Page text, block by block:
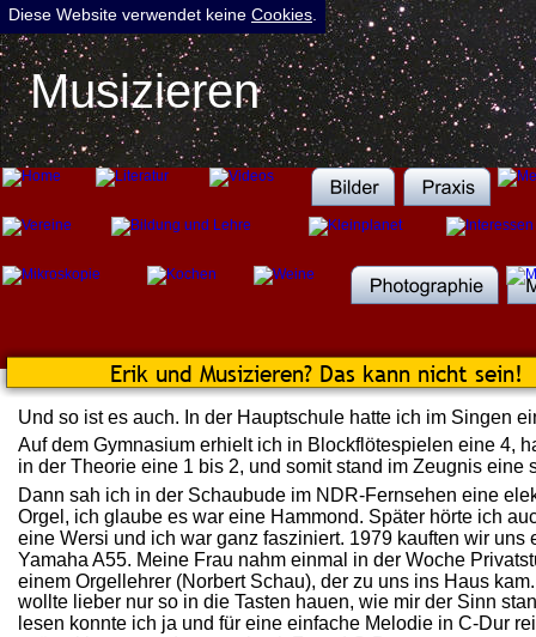
Musizieren
Diese Website verwendet keine Cookies.
Erik und Musizieren? Das kann nicht sein!
Und so ist es auch. In der Hauptschule hatte ich im Singen
Auf dem Gymnasium erhielt ich in Blockflötespielen eine 4,
in der Theorie eine 1 bis 2, und somit stand im Zeugnis eine
Dann sah ich in der Schaubude im NDR-Fernsehen eine
Orgel, ich glaube es war eine Hammond. Später hörte ich
eine Wersi und ich war ganz fasziniert. 1979 kauften wir uns
Yamaha A55. Meine Frau nahm einmal in der Woche
einem Orgellehrer (Norbert Schau), der zu uns ins Haus
wollte lieber nur so in die Tasten hauen, wie mir der Sinn
lesen konnte ich ja und für eine einfache Melodie in C-Dur